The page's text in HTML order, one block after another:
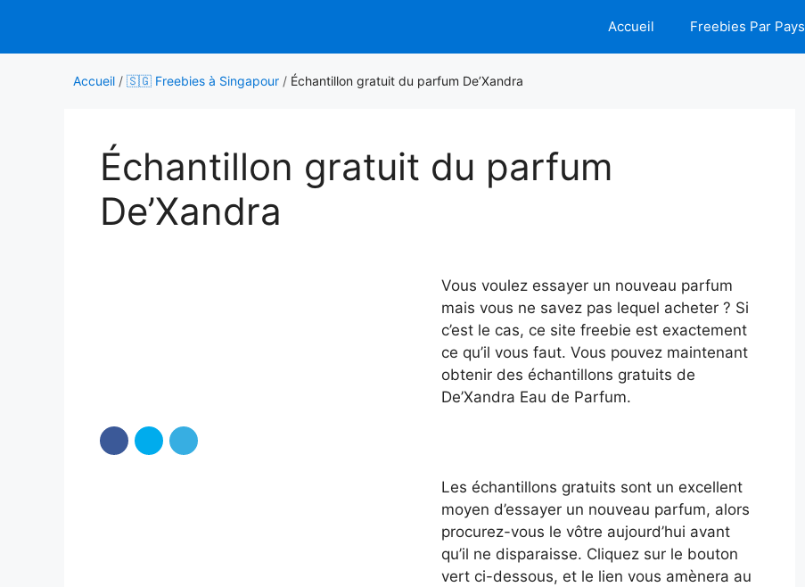
contenu
Accueil Freebies Par Pays
Accueil / 🇸🇬 Freebies à Singapour / Échantillon gratuit du parfum De’Xandra
Échantillon gratuit du parfum
De’Xandra
Vous voulez essayer un nouveau parfum
mais vous ne savez pas lequel acheter ? Si
c’est le cas, ce site freebie est exactement
ce qu’il vous faut. Vous pouvez maintenant
obtenir des échantillons gratuits de
De’Xandra Eau de Parfum.
Les échantillons gratuits sont un excellent
moyen d’essayer un nouveau parfum, alors
procurez-vous le vôtre aujourd’hui avant
qu’il ne disparaisse. Cliquez sur le bouton
vert ci-dessous, et le lien vous amènera au